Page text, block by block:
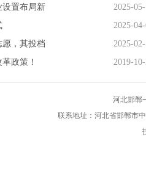
2025-
设置布局新
2025-
2025-
，其投档
2019-
政策！
河北邯郸
联系地址：河北省邯郸市